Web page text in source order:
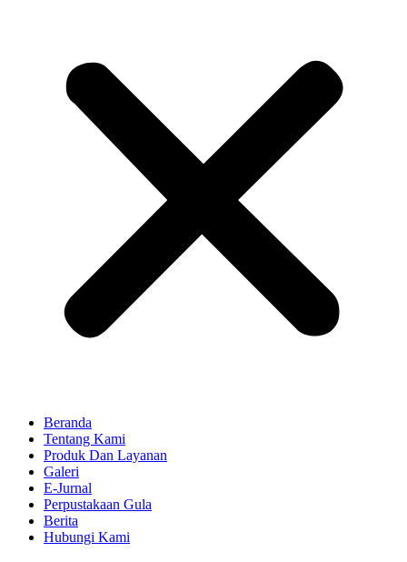
Beranda
Tentang Kami
Produk Dan Layanan
Galeri
E-Jurnal
Perpustakaan Gula
Berita
Hubungi Kami